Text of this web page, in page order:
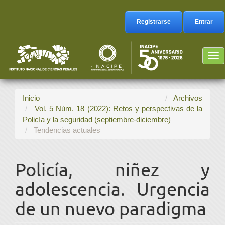
Barra
lateral
Registrarse Entrar
Inicio
Archivos
Vol. 5 Núm. 18 (2022): Retos y perspectivas de la
Policía y la seguridad (septiembre-diciembre)
Tendencias actuales
Policía, niñez y
adolescencia. Urgencia
de un nuevo paradigma